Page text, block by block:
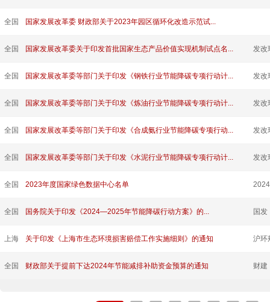
全国 国家发展改革委 财政部关于2023年园区循环化改造示范试...
全国 国家发展改革委关于印发首批国家生态产品价值实现机制试点名... 发改
全国 国家发展改革委等部门关于印发《钢铁行业节能降碳专项行动计... 发改
全国 国家发展改革委等部门关于印发《炼油行业节能降碳专项行动计... 发改
全国 国家发展改革委等部门关于印发《合成氨行业节能降碳专项行动... 发改
全国 国家发展改革委等部门关于印发《水泥行业节能降碳专项行动计... 发改
全国 2023年度国家绿色数据中心名单
全国 国务院关于印发《2024—2025年节能降碳行动方案》的... 国
上海 关于印发《上海市生态环境损害赔偿工作实施细则》的通知 沪环
全国 财政部关于提前下达2024年节能减排补助资金预算的通知 财建